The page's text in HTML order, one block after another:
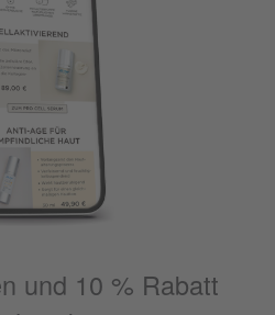
und 10 % Rabatt